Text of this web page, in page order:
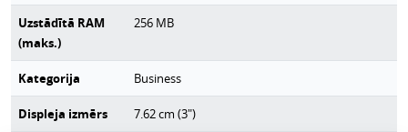
Uzstādītā RAM
(maks.)
256 MB
Kategorija Business
Displeja izmērs 7.62 cm (3")